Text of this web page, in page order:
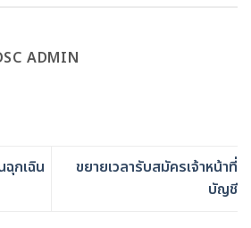
ADMIN
ฉุกเฉิน
ขยายเวลารับสมัครเจ้าหน้าที่
บัญชี